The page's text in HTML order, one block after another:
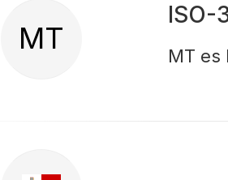
MT
ISO-
MT